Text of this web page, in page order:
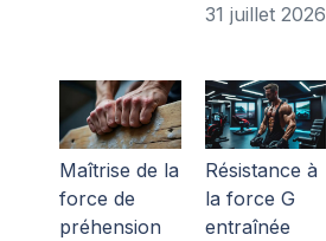
31 juillet 2026
Maîtrise de la
force de
préhension
Résistance à
la force G
entraînée